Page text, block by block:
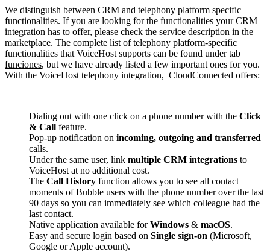
We distinguish between CRM and telephony platform specific
functionalities. If you are looking for the functionalities your CRM
integration has to offer, please check the service description in the
marketplace. The complete list of telephony platform-specific
functionalities that VoiceHost supports can be found under tab
funciones, but we have already listed a few important ones for you.
With the VoiceHost telephony integration, CloudConnected offers:
Dialing out with one click on a phone number with the Click
& Call feature.
Pop-up notification on incoming, outgoing and transferred
calls.
Under the same user, link multiple CRM integrations to
VoiceHost at no additional cost.
The Call History function allows you to see all contact
moments of Bubble users with the phone number over the last
90 days so you can immediately see which colleague had the
last contact.
Native application available forWindows & macOS.
Easy and secure login based on Single sign-on (Microsoft,
Google or Apple account).